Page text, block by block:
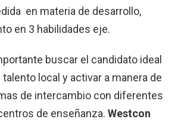
en materia de desarrollo,
en 3 habilidades eje.
buscar el candidato ideal
talento local y activar a manera de
de intercambio con diferentes
de enseñanza. Westcon